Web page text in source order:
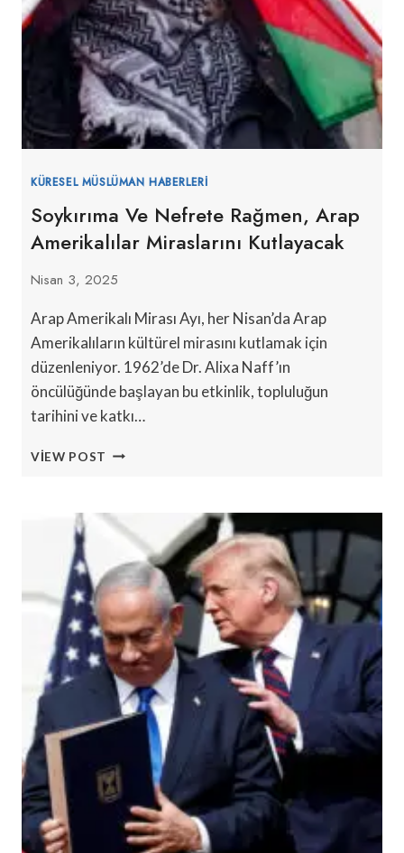
KÜRESEL MÜSLÜMAN HABERLERI
Soykırıma Ve Nefrete Rağmen, Arap
Amerikalılar Miraslarını Kutlayacak
Nisan 3, 2025
Arap Amerikalı Mirası Ayı, her Nisan’da Arap
Amerikalıların kültürel mirasını kutlamak için
düzenleniyor. 1962’de Dr. Alixa Naff’ın
öncülüğünde başlayan bu etkinlik, topluluğun
tarihini ve katkı…
VIEW POST SOYKIRIMA
ARAP
AMERIKALILAR
MIRASLARINI
KUTLAYACAK